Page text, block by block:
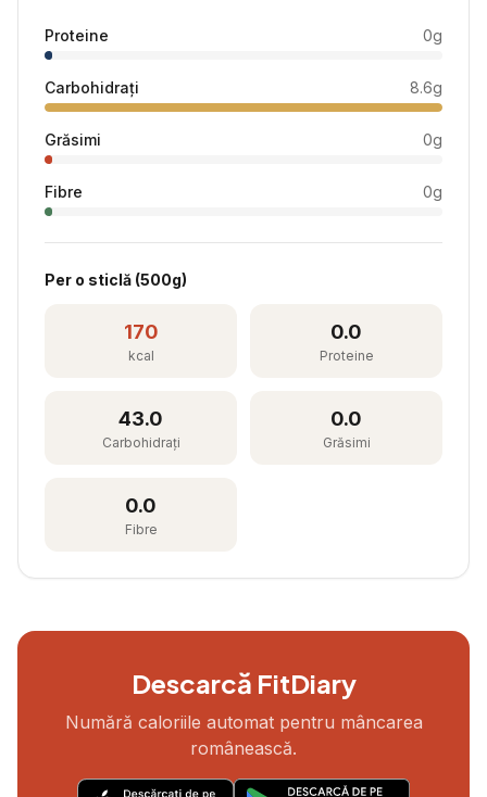
Proteine 0g
Carbohidrați 8.6g
Grăsimi 0g
Fibre 0g
Per o sticlă (500g)
170
kcal
0.0
Proteine
43.0
Carbohidrați
0.0
Grăsimi
0.0
Fibre
Descarcă FitDiary
Numără caloriile automat pentru mâncarea
românească.